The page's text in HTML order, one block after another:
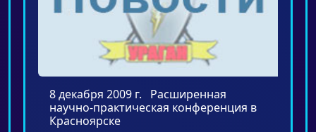
8 декабря 2009 г. Расширенная
научно-практическая конференция в
Красноярске